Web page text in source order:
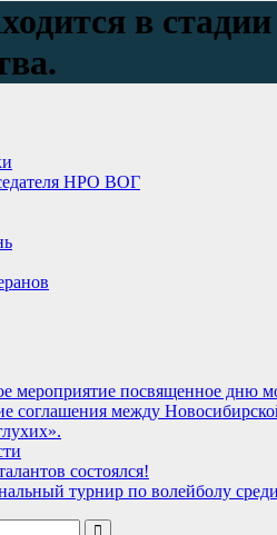
в
НРО ВОГ
мероприятие посвященное дню
соглашения между
состоялся!
турнир по волейболу